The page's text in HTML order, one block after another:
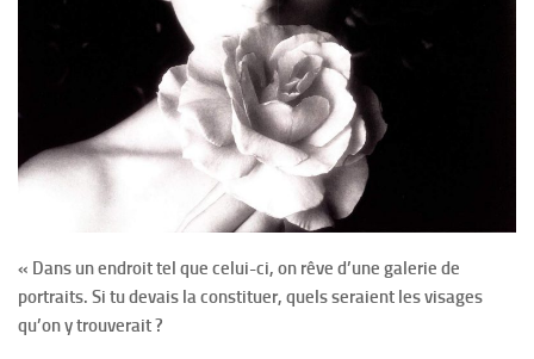
« Dans un endroit tel que celui-ci, on rêve d’une galerie de
portraits. Si tu devais la constituer, quels seraient les visages
qu’on y trouverait ?